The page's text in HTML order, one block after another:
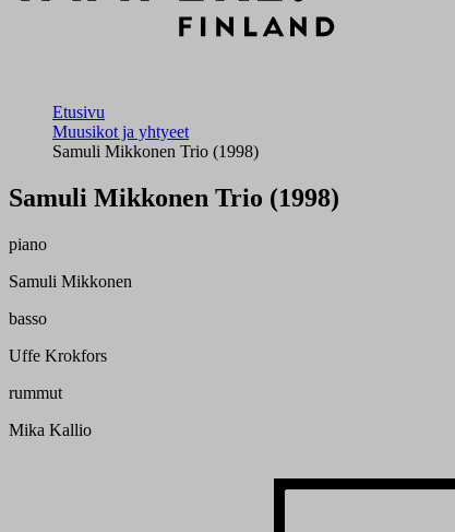
Etusivu
Muusikot ja yhtyeet
Samuli Mikkonen Trio (1998)
Samuli Mikkonen Trio (1998)
piano
Samuli Mikkonen
basso
Uffe Krokfors
rummut
Mika Kallio